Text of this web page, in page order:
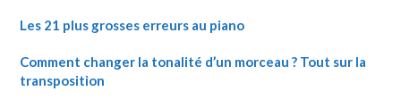
Les 21 plus grosses erreurs au piano
Comment changer la tonalité d’un morceau ? Tout sur la
transposition